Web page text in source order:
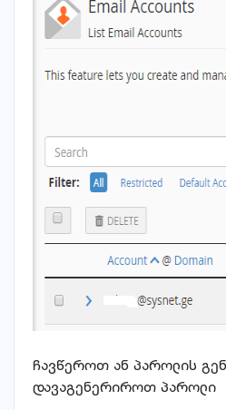
ჩავწეროთ ან პაროლის
დავაგენერიროთ პაროლი